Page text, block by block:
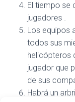
El tiempo se
jugadores .
Los equipos
todos sus
helicópteros
jugador que
de sus
Habrá un